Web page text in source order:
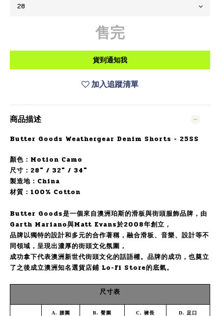
售完
貨到通知我
加入追蹤清單
商品描述
Butter Goods Weathergear Denim Shorts - 25SS
顏色： Motion Camo
尺寸：28" / 32" / 34"
製造地：China
材質：100% Cotton
Butter Goods是一個來自澳洲珀斯的滑板與街頭服飾品牌，由
Garth Mariano與Matt Evans於2008年創立，
品牌以獨特的設計和多元的合作著稱，融合滑板、音樂、設計等不
同領域，呈現出濃厚的街頭文化氛圍，
成功拿下代表澳洲新世代街頭文化的話語權。品牌的成功，也奠立
了之後成立澳洲知名選貨店鋪 Lo-Fi Store的底氣。
尺寸表
A. 腰圍 B. 臀圍 C. 褲長 D. 足口